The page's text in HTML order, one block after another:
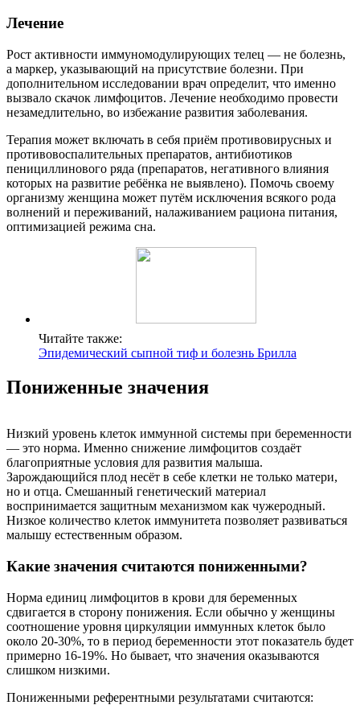
Лечение
Рост активности иммуномодулирующих телец — не болезнь,
а маркер, указывающий на присутствие болезни. При
дополнительном исследовании врач определит, что именно
вызвало скачок лимфоцитов. Лечение необходимо провести
незамедлительно, во избежание развития заболевания.
Терапия может включать в себя приём противовирусных и
противовоспалительных препаратов, антибиотиков
пенициллинового ряда (препаратов, негативного влияния
которых на развитие ребёнка не выявлено). Помочь своему
организму женщина может путём исключения всякого рода
волнений и переживаний, налаживанием рациона питания,
оптимизацией режима сна.
Читайте также:
Эпидемический сыпной тиф и болезнь Брилла
Пониженные значения
Низкий уровень клеток иммунной системы при беременности
— это норма. Именно снижение лимфоцитов создаёт
благоприятные условия для развития малыша.
Зарождающийся плод несёт в себе клетки не только матери,
но и отца. Смешанный генетический материал
воспринимается защитным механизмом как чужеродный.
Низкое количество клеток иммунитета позволяет развиваться
малышу естественным образом.
Какие значения считаются пониженными?
Норма единиц лимфоцитов в крови для беременных
сдвигается в сторону понижения. Если обычно у женщины
соотношение уровня циркуляции иммунных клеток было
около 20-30%, то в период беременности этот показатель будет
примерно 16-19%. Но бывает, что значения оказываются
слишком низкими.
Пониженными референтными результатами считаются: